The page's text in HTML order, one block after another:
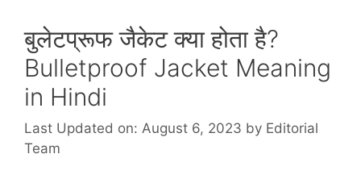
बुलेटप्रूफ जैकेट क्या होता है?
Bulletproof Jacket Meaning
in Hindi
Last Updated on: August 6, 2023 by Editorial
Team